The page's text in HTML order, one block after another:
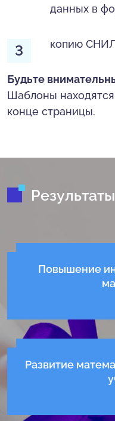
данных в
копию
Будьте
Шаблоны
конце страницы.
Повышение
Развитие